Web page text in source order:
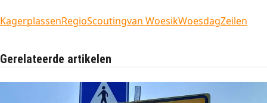
KagerplassenRegioScoutingvan WoesikWoesdagZeilen
Gerelateerde artikelen